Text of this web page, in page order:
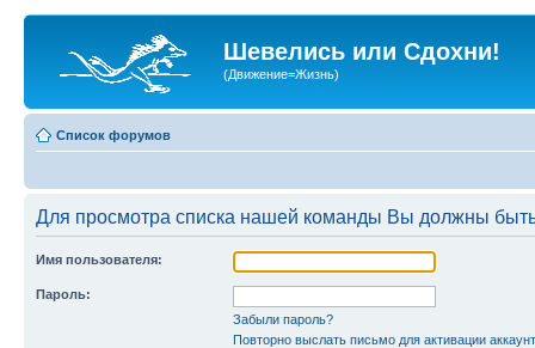
Шевелись или Сдохни!
(Движение=Жизнь)
Список форумов
Для просмотра списка нашей команды Вы должны
Имя пользователя:
Пароль:
Забыли пароль?
Повторно выслать письмо для активации